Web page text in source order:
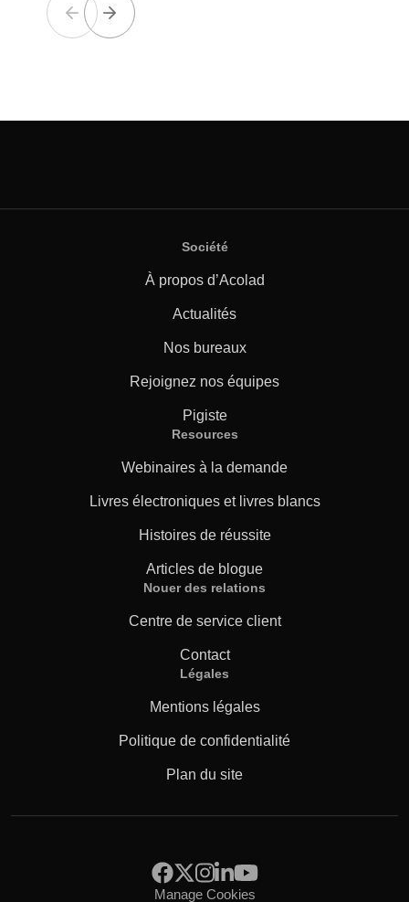
Société
À propos d’Acolad
Actualités
Nos bureaux
Rejoignez nos équipes
Pigiste
Resources
Webinaires à la demande
Livres électroniques et livres blancs
Histoires de réussite
Articles de blogue
Nouer des relations
Centre de service client
Contact
Légales
Mentions légales
Politique de confidentialité
Plan du site
Manage Cookies